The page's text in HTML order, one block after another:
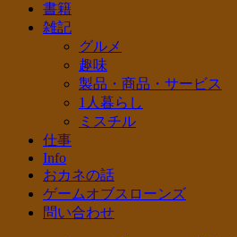
書籍
雑記
グルメ
趣味
製品・商品・サービス
1人暮らし
ミスチル
仕事
Info
おカネの話
ゲームオブスローンズ
問い合わせ